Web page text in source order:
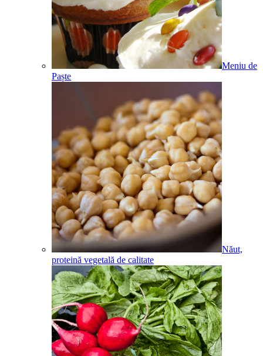
Meniu de
Paște
Năut,
proteină vegetală de calitate